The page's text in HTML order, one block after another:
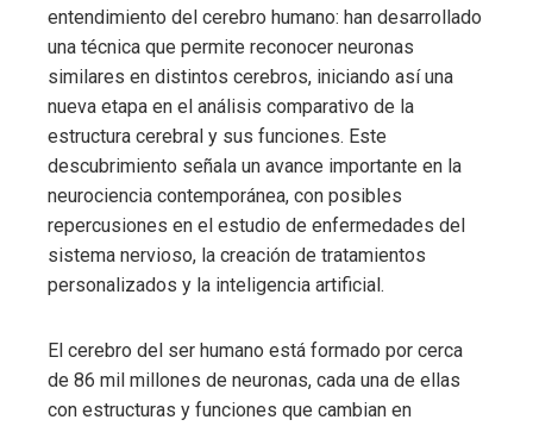
entendimiento del cerebro humano: han desarrollado
una técnica que permite reconocer neuronas
similares en distintos cerebros, iniciando así una
nueva etapa en el análisis comparativo de la
estructura cerebral y sus funciones. Este
descubrimiento señala un avance importante en la
neurociencia contemporánea, con posibles
repercusiones en el estudio de enfermedades del
sistema nervioso, la creación de tratamientos
personalizados y la inteligencia artificial.
El cerebro del ser humano está formado por cerca
de 86 mil millones de neuronas, cada una de ellas
con estructuras y funciones que cambian en